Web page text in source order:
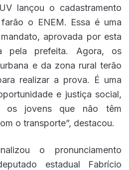
lançou o cadastramento
o ENEM. Essa é uma
aprovada por esta
pela prefeita. Agora, os
e da zona rural terão
realizar a prova. É uma
e justiça social,
os jovens que não têm
o transporte”, destacou.
o pronunciamento
estadual Fabrício